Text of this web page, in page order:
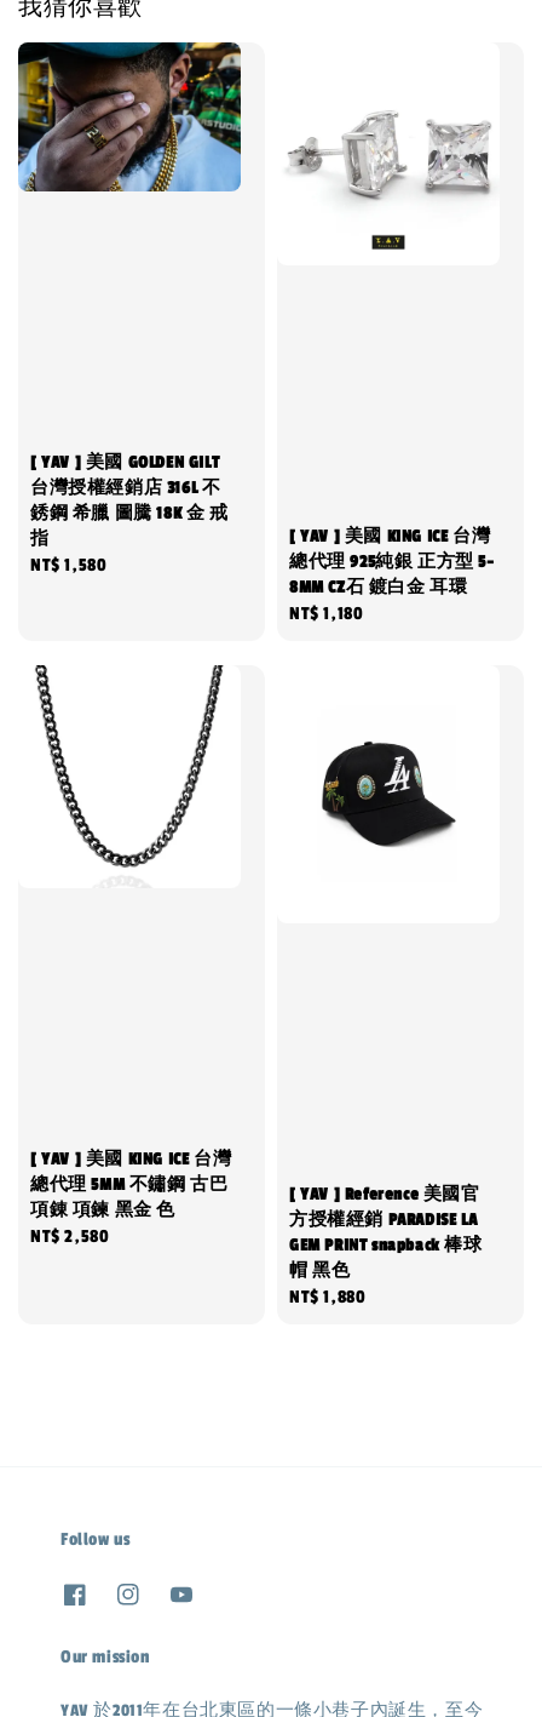
我猜你喜歡
[ YAV ] 美國 GOLDEN GILT
台灣授權經銷店 316L 不
銹鋼 希臘 圖騰 18K 金 戒
指
Regular
NT$ 1,580
[ YAV ] 美國 KING ICE 台灣
總代理 925純銀 正方型 5-
8MM CZ石 鍍白金 耳環
Regular
NT$ 1,180
[ YAV ] 美國 KING ICE 台灣
總代理 5MM 不鏽鋼 古巴
項錬 項鍊 黑金 色
Regular
NT$ 2,580
[ YAV ] Reference 美國官
方授權經銷 PARADISE LA
GEM PRINT snapback 棒球
帽 黑色
Regular
NT$ 1,880
Follow us
Our mission
YAV 於2011年在台北東區的一條小巷子內誕生，至今